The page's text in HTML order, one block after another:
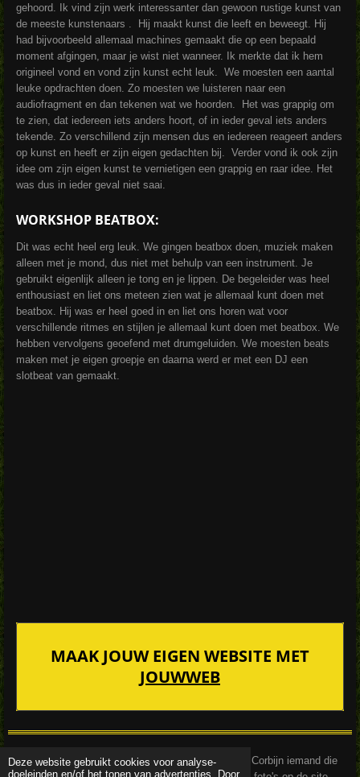
Deze website gebruikt cookies voor analyse-
doeleinden en/of het tonen van advertenties. Door
gehoord. Ik vind zijn werk interessanter dan gewoon rustige kunst van
de meeste kunstenaars . Hij maakt kunst die leeft en beweegt. Hij
had bijvoorbeeld allemaal machines gemaakt die op een bepaald
moment afgingen, maar je wist niet wanneer. Ik merkte dat ik hem
origineel vond en vond zijn kunst echt leuk. We moesten een aantal
leuke opdrachten doen. Zo moesten we luisteren naar een
audiofragment en dan tekenen wat we hoorden. Het was grappig om
te zien, dat iedereen iets anders hoort, of in ieder geval iets anders
tekende. Zo verschillend zijn mensen dus en iedereen reageert anders
op kunst en heeft er zijn eigen gedachten bij. Verder vond ik ook zijn
idee om zijn eigen kunst te vernietigen een grappig en raar idee. Het
was dus in ieder geval niet saai.
WORKSHOP BEATBOX:
Dit was echt heel erg leuk. We gingen beatbox doen, muziek maken
alleen met je mond, dus niet met behulp van een instrument. Je
gebruikt eigenlijk alleen je tong en je lippen. De begeleider was heel
enthousiast en liet ons meteen zien wat je allemaal kunt doen met
beatbox. Hij was er heel goed in en liet ons horen wat voor
verschillende ritmes en stijlen je allemaal kunt doen met beatbox. We
hebben vervolgens geoefend met drumgeluiden. We moesten beats
maken met je eigen groepje en daarna werd er met een DJ een
slotbeat van gemaakt.
MAAK JOUW EIGEN WEBSITE MET
JOUWWEB
De foto's zijn geïnspireerd door de fotograaf Anton Corbijn iemand die